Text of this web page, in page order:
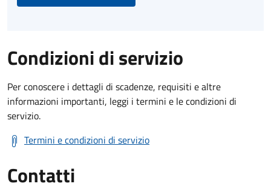
Condizioni di servizio
Per conoscere i dettagli di scadenze, requisiti e altre
informazioni importanti, leggi i termini e le condizioni di
servizio.
Termini e condizioni di servizio
Contatti